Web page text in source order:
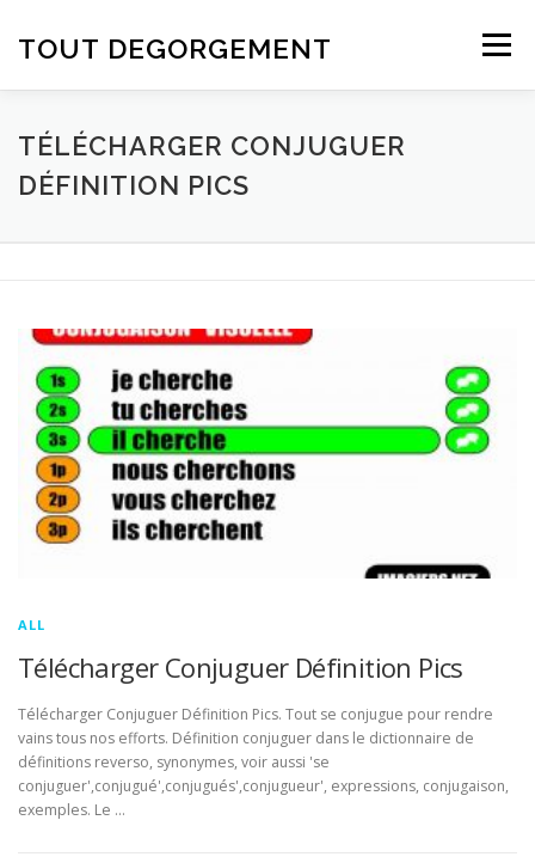
TOUT DEGORGEMENT Menu
TÉLÉCHARGER CONJUGUER
DÉFINITION PICS
ALL
Télécharger Conjuguer Définition Pics
Télécharger Conjuguer Définition Pics. Tout se conjugue pour rendre
vains tous nos efforts. Définition conjuguer dans le dictionnaire de
définitions reverso, synonymes, voir aussi 'se
conjuguer',conjugué',conjugués',conjugueur', expressions, conjugaison,
exemples. Le …